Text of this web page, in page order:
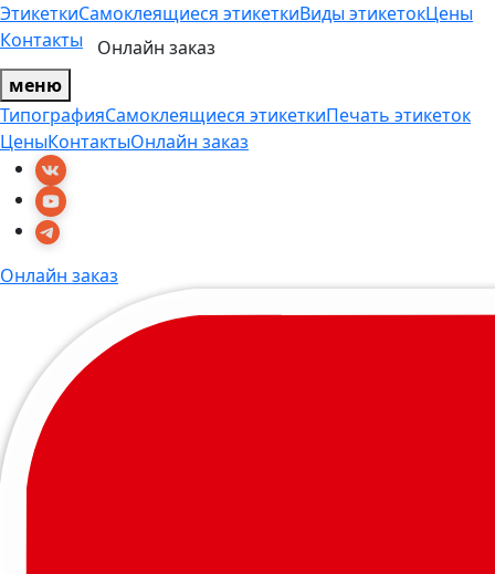
ЭтикеткиСамоклеящиеся этикеткиВиды этикетокЦены
Контакты
Онлайн заказ
меню
ТипографияСамоклеящиеся этикеткиПечать этикеток
ЦеныКонтактыОнлайн заказ
Онлайн заказ